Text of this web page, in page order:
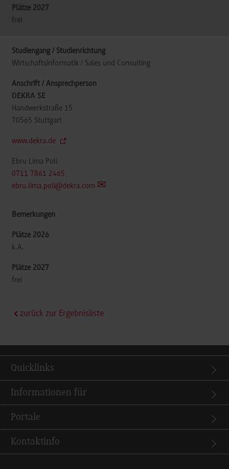
frei
Wirtschaftsinformatik / Sales und Consulting
DEKRA SE
Handwerkstraße 15
70565 Stuttgart
www.dekra.de
Ebru Lima Poli
0711 7861 2465
ebru.lima.poli@dekra.com
k.A.
frei
zurück zur Ergebnisliste
Quicklinks
Informationen für
Portale
Kontaktinfo